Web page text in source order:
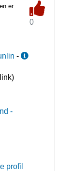
er
0
-
-
profil